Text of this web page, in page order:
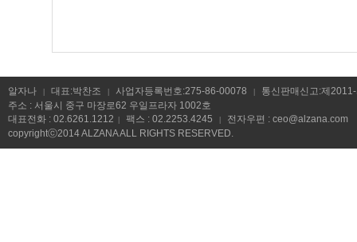
알자나 대표:박찬조 사업자등록번호:275-86-00078
통신판매신고:제
주소 : 서울시 중구 마장로62 우일프라자 1002호
대표전화 : 02.6261.1212
팩스 : 02.2253.4245 전자우편 : ceo@alzana.com
copyrightⓒ2014 ALZANA ALL RIGHTS RESERVED.